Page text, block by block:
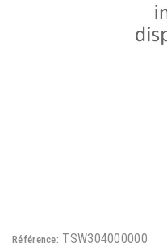
Référence: TSW304000000